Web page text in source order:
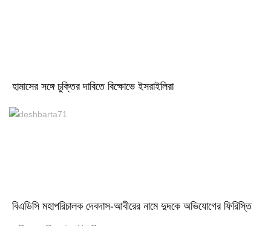
হামাসের সঙ্গে চুক্তির দাবিতে বিক্ষোভে ইসরাইলিরা
বিএডিসি মহাপরিচালক দেবদাস-আবীরের নামে দুদকে অভিযোগের ফিরিস্তি